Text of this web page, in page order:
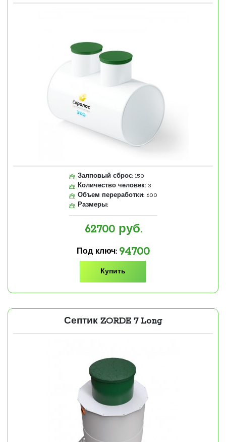
Залповый сброс: 150
Количество человек: 3
Объем переработки: 600
Размеры:
62700руб.
Под ключ: 94700
Купить
Септик ZORDE 7 Long